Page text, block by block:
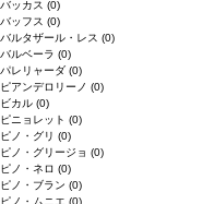
バッカス (0)
バッフス (0)
バルタザール・レス (0)
バルベーラ (0)
パレリャーダ (0)
ピアンデロリーノ (0)
ビカル (0)
ピニョレット (0)
ピノ・グリ (0)
ピノ・グリージョ (0)
ピノ・ネロ (0)
ピノ・ブラン (0)
ピノ・ムニエ (0)